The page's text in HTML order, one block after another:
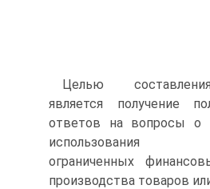
Целью
является получение
ответов на вопросы о
использования
ограниченных
производства товаров